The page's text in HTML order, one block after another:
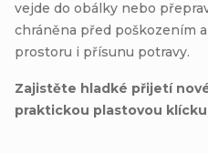
vejde do obálky nebo
chráněna před poškozením
prostoru i přísunu potravy.
Zajistěte hladké přijetí
praktickou plastovou